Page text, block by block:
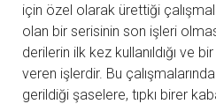
için özel olarak ürettiği
olan bir serisinin son işleri
derilerin ilk kez kullanıldığı ve
veren işlerdir. Bu
gerildiği şaselere, tıpkı birer